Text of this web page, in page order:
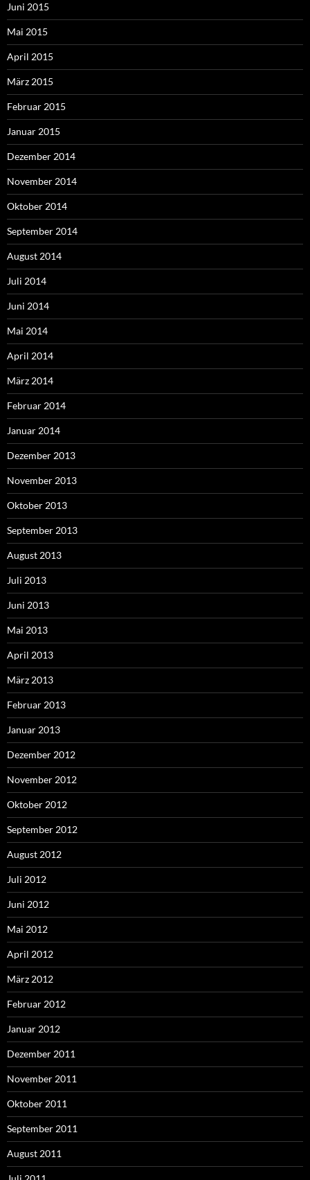
Juni 2015
Mai 2015
April 2015
März 2015
Februar 2015
Januar 2015
Dezember 2014
November 2014
Oktober 2014
September 2014
August 2014
Juli 2014
Juni 2014
Mai 2014
April 2014
März 2014
Februar 2014
Januar 2014
Dezember 2013
November 2013
Oktober 2013
September 2013
August 2013
Juli 2013
Juni 2013
Mai 2013
April 2013
März 2013
Februar 2013
Januar 2013
Dezember 2012
November 2012
Oktober 2012
September 2012
August 2012
Juli 2012
Juni 2012
Mai 2012
April 2012
März 2012
Februar 2012
Januar 2012
Dezember 2011
November 2011
Oktober 2011
September 2011
August 2011